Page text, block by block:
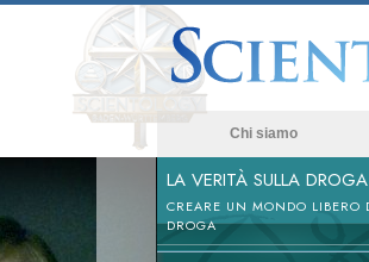
Chi siamo
LA VERITÀ SULLA DROGA
CREARE UN MONDO LIBERO
DROGA